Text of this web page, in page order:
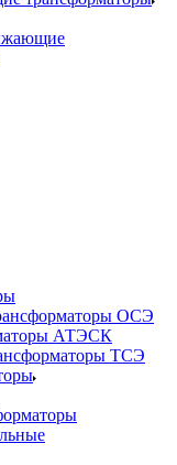
ОСЭ
АТЭСК
ТСЭ